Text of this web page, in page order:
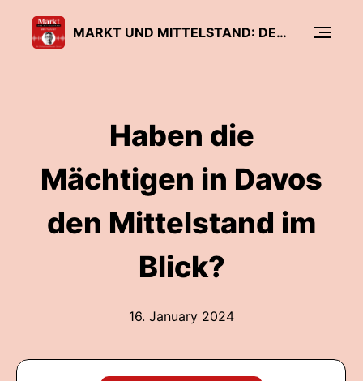
MARKT UND MITTELSTAND: DER PODCAST
Haben die
Mächtigen in Davos
den Mittelstand im
Blick?
16. January 2024